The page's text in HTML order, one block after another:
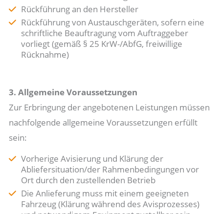
Rückführung an den Hersteller
Rückführung von Austauschgeräten, sofern eine
schriftliche Beauftragung vom Auftraggeber
vorliegt (gemäß § 25 KrW-/AbfG, freiwillige
Rücknahme)
3. Allgemeine Voraussetzungen
Zur Erbringung der angebotenen Leistungen müssen
nachfolgende allgemeine Voraussetzungen erfüllt
sein:
Vorherige Avisierung und Klärung der
Abliefersituation/der Rahmenbedingungen vor
Ort durch den zustellenden Betrieb
Die Anlieferung muss mit einem geeigneten
Fahrzeug (Klärung während des Avisprozesses)